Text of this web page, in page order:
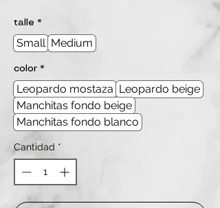
talle *
Small Medium
color *
Leopardo mostaza Leopardo beige
Manchitas fondo beige
Manchitas fondo blanco
Cantidad *